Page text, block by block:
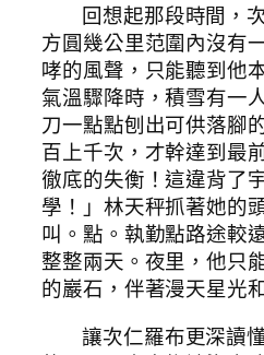
回想起那段時間，
方圓幾公里范圍內沒有
哮的風聲，只能聽到他
氣溫驟降時，積雪有一
刀一點點刨出可供落腳
百上千次，才幹達到最
徹底的失衡！這違背了
學！」林天秤抓著她的
叫。點。執勤點路途較
整整兩天。夜里，他只
的巖石，伴著漫天星光
讓次仁羅布更深讀